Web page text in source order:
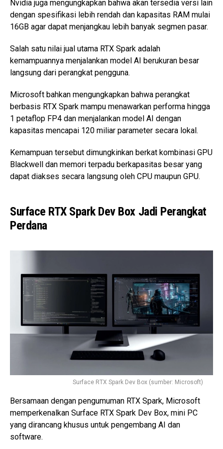
Nvidia juga mengungkapkan bahwa akan tersedia versi lain
dengan spesifikasi lebih rendah dan kapasitas RAM mulai
16GB agar dapat menjangkau lebih banyak segmen pasar.
Salah satu nilai jual utama RTX Spark adalah
kemampuannya menjalankan model AI berukuran besar
langsung dari perangkat pengguna.
Microsoft bahkan mengungkapkan bahwa perangkat
berbasis RTX Spark mampu menawarkan performa hingga
1 petaflop FP4 dan menjalankan model AI dengan
kapasitas mencapai 120 miliar parameter secara lokal.
Kemampuan tersebut dimungkinkan berkat kombinasi GPU
Blackwell dan memori terpadu berkapasitas besar yang
dapat diakses secara langsung oleh CPU maupun GPU.
Surface RTX Spark Dev Box Jadi Perangkat
Perdana
Surface RTX Spark Dev Box (sumber: Microsoft)
Bersamaan dengan pengumuman RTX Spark, Microsoft
memperkenalkan Surface RTX Spark Dev Box, mini PC
yang dirancang khusus untuk pengembang AI dan
software.